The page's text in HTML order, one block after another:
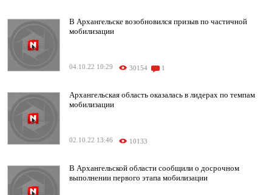
В Архангельске возобновился призыв по частичной
мобилизации
04.10.22 10:29 30154 1
Архангельская область оказалась в лидерах по темпам
мобилизации
02.10.22 13:46 10133
В Архангельской области сообщили о досрочном
выполнении первого этапа мобилизации